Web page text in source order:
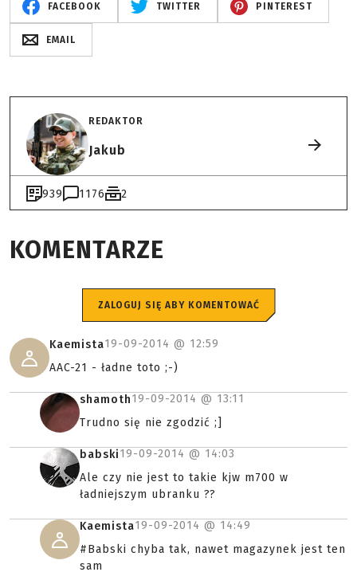
FACEBOOK TWITTER PINTEREST
EMAIL
REDAKTOR
Jakub
939 1176 2
KOMENTARZE
ZALOGUJ SIĘ ABY KOMENTOWAĆ
Kaemista19-09-2014 @ 12:59
AAC-21 - ładne toto ;-)
shamoth19-09-2014 @ 13:11
Trudno się nie zgodzić ;]
babski19-09-2014 @ 14:03
Ale czy nie jest to takie kjw m700 w
ładniejszym ubranku ??
Kaemista19-09-2014 @ 14:49
#Babski chyba tak, nawet magazynek jest ten
sam